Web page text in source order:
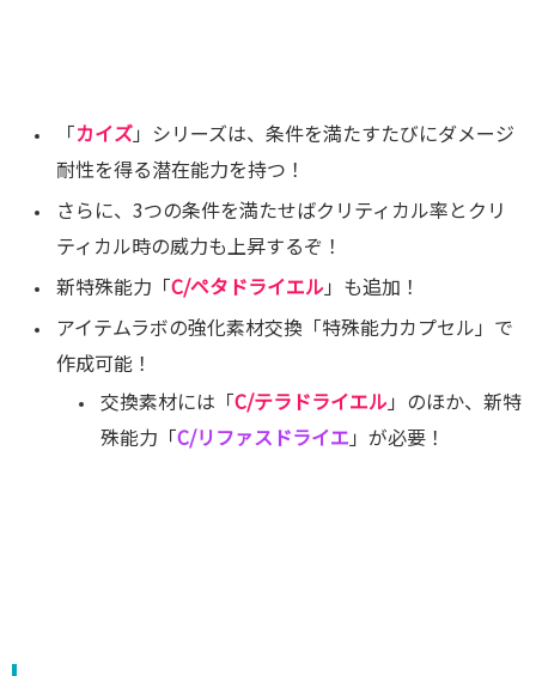
「カイズ」シリーズは、条件を満たすたびにダメージ
耐性を得る潜在能力を持つ！
さらに、3つの条件を満たせばクリティカル率とクリ
ティカル時の威力も上昇するぞ！
新特殊能力「C/ペタドライエル」も追加！
アイテムラボの強化素材交換「特殊能力カプセル」で
作成可能！
交換素材には「C/テラドライエル」のほか、新特
殊能力「C/リファスドライエ 」が必要！